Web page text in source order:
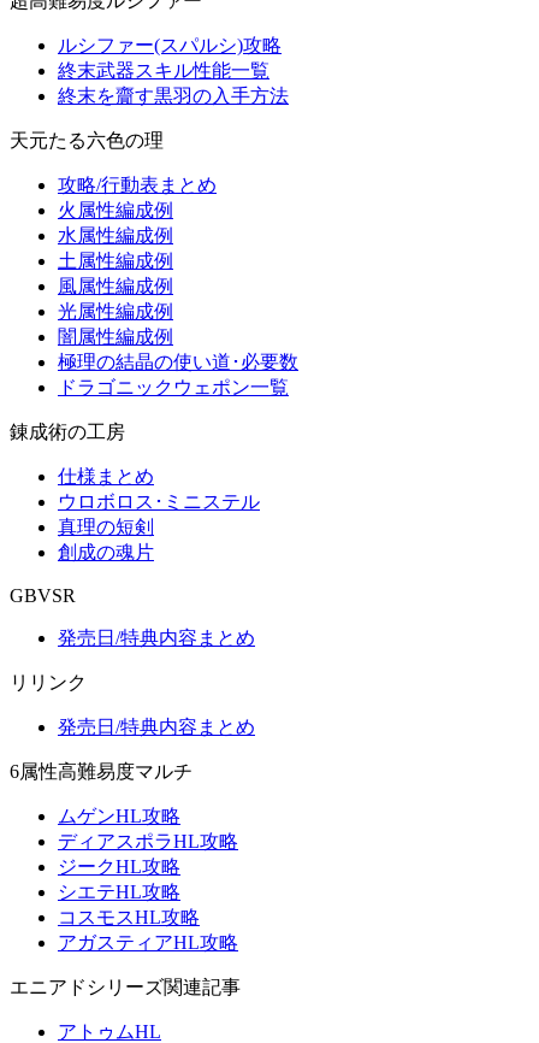
ルシファー(スパルシ)攻略
終末武器スキル性能一覧
終末を齎す黒羽の入手方法
天元たる六色の理
攻略/行動表まとめ
火属性編成例
水属性編成例
土属性編成例
風属性編成例
光属性編成例
闇属性編成例
極理の結晶の使い道･必要数
ドラゴニックウェポン一覧
錬成術の工房
仕様まとめ
ウロボロス･ミニステル
真理の短剣
創成の魂片
GBVSR
発売日/特典内容まとめ
リリンク
発売日/特典内容まとめ
6属性高難易度マルチ
ムゲンHL攻略
ディアスポラHL攻略
ジークHL攻略
シエテHL攻略
コスモスHL攻略
アガスティアHL攻略
エニアドシリーズ関連記事
アトゥムHL